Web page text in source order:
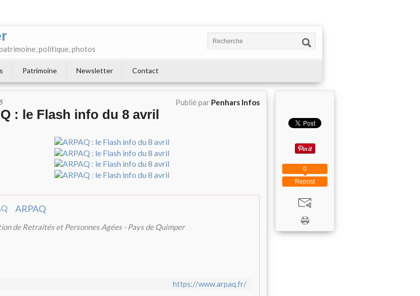
politique, photos
Patrimoine Newsletter Contact
Publié par Penhars Infos
: le Flash info du 8 avril
ARPAQ
de Retraités et Personnes Agées - Pays de Quimper
https://www.arpaq.fr/
Repost
0